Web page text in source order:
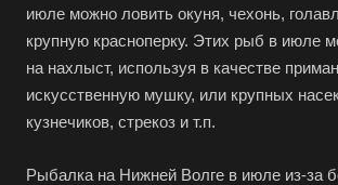
июле можно ловить окуня, чехонь,
крупную красноперку. Этих рыб в июле
на нахлыст, используя в качестве
искусственную мушку, или крупных
кузнечиков, стрекоз и т.п.
Рыбалка на Нижней Волге в июле из-за